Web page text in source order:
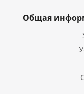
Видеокарта
Объем
Общая